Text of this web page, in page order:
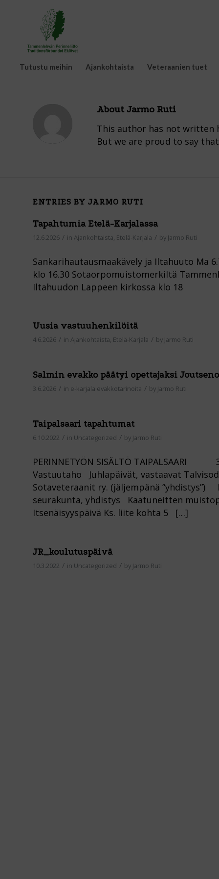
Tutustu meihin Ajankohtaista Veteraanien tuet
About Jarmo Ruti
This author has not written
But we are proud to say that
ENTRIES BY JARMO RUTI
Tapahtumia Etelä-Karjalassa
12.6.2026 / in Ajankohtaista Etelä-Karjala / by Jarmo Ruti
Sankarihautausmaakävely ja Iltahuuto Ma
klo 16.30 Sotaorpomuistomerkiltä
Iltahuudon Lappeen kirkossa klo 18
Uusia vastuuhenkilöitä
4.6.2026 / in Ajankohtaista, Etelä-Karjala / by Jarmo Ruti
Salmin evakko päätyi opettajaksi
3.6.2026 / in e-karjala evakkotarinoita / by Jarmo Ruti
Taipalsaari tapahtumat
6.10.2022 / in Uncategorized / by Jarmo Ruti
PERINNETYÖN SISÄLTÖ
Vastuutaho Juhlapäivät, vastaavat
Sotaveteraanit ry. (jäljempänä ”yhdistys”)
seurakunta, yhdistys Kaatuneitten
Itsenäisyyspäivä Ks. liite kohta 5 […]
JR_koulutuspäivä
10.3.2022 / in Uncategorized / by Jarmo Ruti